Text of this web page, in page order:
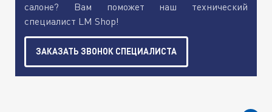
салоне? Вам поможет наш технический
специалист LM Shop!
ЗАКАЗАТЬ ЗВОНОК СПЕЦИАЛИСТА